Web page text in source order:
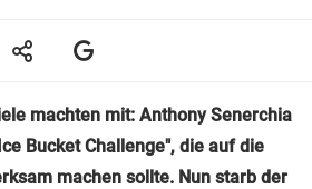
machten mit: Anthony Senerchia
Bucket Challenge", die auf die
machen sollte. Nun starb der